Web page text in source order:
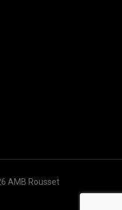
AMB Rousset